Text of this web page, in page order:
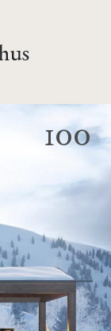
100